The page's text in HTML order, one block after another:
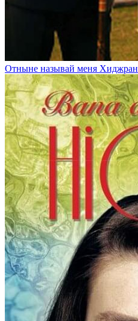
Отныне называй меня Хиджран